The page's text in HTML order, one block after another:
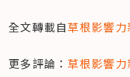
全文轉載自草根影響力
更多評論：草根影響力